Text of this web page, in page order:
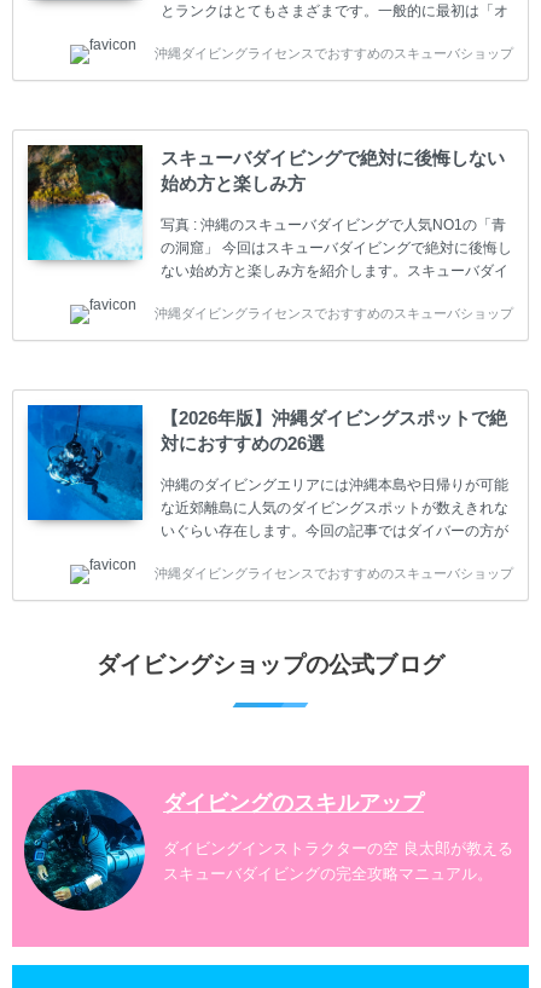
とランクはとてもさまざまです。一般的に最初は「オ
す。 ダイビングのライセンスカードはダイビングの教
育機関もしくは指導団体が発行しています。教育機関
動をしています。 ダイビングライセンスの種類はエン
トリーレベルのライセンスからプロレベルのライセン
スまでランク分けされています。各教育機関(指導団
体)によってライセンスカードの名称、トレーニング内
容に違いがありま...
沖縄ダイビングライセンスでおすすめのスキューバショップ
スキューバダイビングで絶対に後悔しない
始め方と楽しみ方
写真 : 沖縄のスキューバダイビングで人気NO1の「青
の洞窟」 今回はスキューバダイビングで絶対に後悔し
ない始め方と楽しみ方を紹介します。スキューバダイ
やまだ始めて間もない初心者の方に必見の内容です。
スキューバダイビングの始め方と楽しみ方について学
ダイビングが台無しになり後悔することになってしま
うかもしれません。 又、スキューバダイビングは事故
のリスクがあるスポーツでもあります。もしかしたら
危険な思いをしてしまうかもしれません。 今回は現地
ダイビング...
沖縄ダイビングライセンスでおすすめのスキューバショップ
【2026年版】沖縄ダイビングスポットで絶
対におすすめの26選
沖縄のダイビングエリアには沖縄本島や日帰りが可能
な近郊離島に人気のダイビングスポットが数えきれな
いぐらい存在します。今回の記事ではダイバーの方が
グスポットを紹介します。 当スクールは、沖縄本島で
は北谷町、嘉手納町、読谷村、恩納村、名護市、本部
案内しております。 ダイビングライセンスをお持ちの
沖縄ダイビングライセンスでおすすめのスキューバショップ
ダイビングショップの公式ブログ
ダイビングのスキルアップ
ダイビングインストラクターの空 良太郎が教える
スキューバダイビングの完全攻略マニュアル。